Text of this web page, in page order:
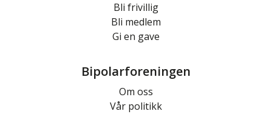
Bli frivillig
Bli medlem
Gi en gave
Bipolarforeningen
Om oss
Vår politikk